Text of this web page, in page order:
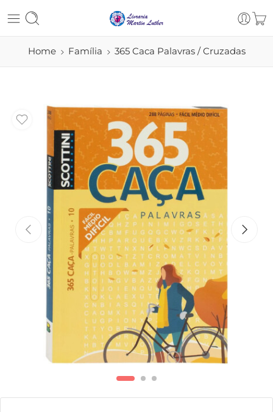
Home Família 365 Caca Palavras / Cruzadas